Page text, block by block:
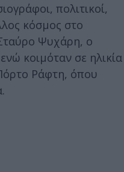
πολιτικοί,
κόσμος στο
Ψυχάρη, ο
κοιμόταν σε ηλικία
Ράφτη, όπου